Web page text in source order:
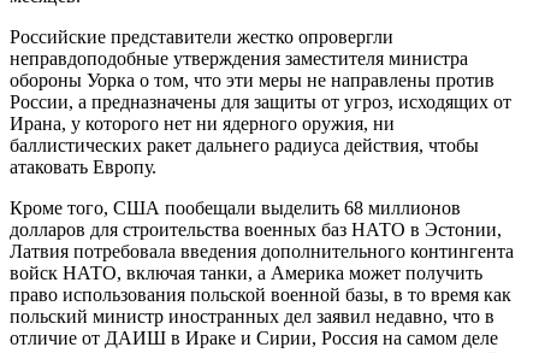
Российские представители жестко опровергли
неправдоподобные утверждения заместителя министра
обороны Уорка о том, что эти меры не направлены против
России, а предназначены для защиты от угроз, исходящих от
Ирана, у которого нет ни ядерного оружия, ни
баллистических ракет дальнего радиуса действия, чтобы
атаковать Европу.
Кроме того, США пообещали выделить 68 миллионов
долларов для строительства военных баз НАТО в Эстонии,
Латвия потребовала введения дополнительного контингента
войск НАТО, включая танки, а Америка может получить
право использования польской военной базы, в то время как
польский министр иностранных дел заявил недавно, что в
отличие от ДАИШ в Ираке и Сирии, Россия на самом деле